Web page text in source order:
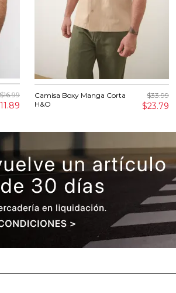
$16.99
Camisa Boxy Manga Corta
H&O
$33.99
$23.79